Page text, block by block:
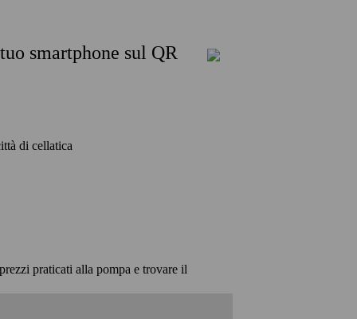
smartphone sul QR
di cellatica
praticati alla pompa e trovare il